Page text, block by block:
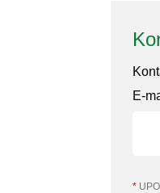
E-
*